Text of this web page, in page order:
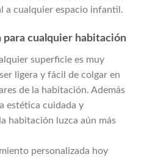
a cualquier espacio infantil.
para cualquier habitación
superficie es muy
ligera y fácil de colgar en
de la habitación. Además
estética cuidada y
habitación luzca aún más
personalizada hoy